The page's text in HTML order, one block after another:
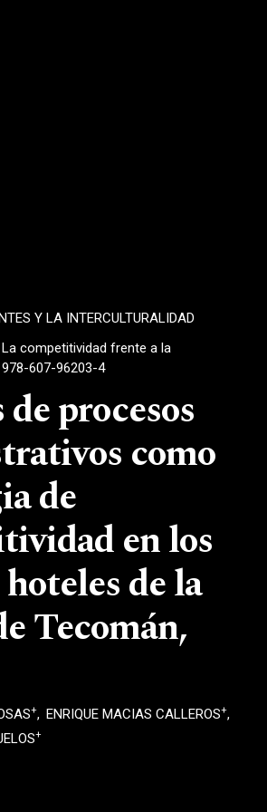
Y LA INTERCULTURALIDAD
competitividad frente a la
607-96203-4
procesos
como
de
en los
de la
Tecomán,
+ ENRIQUE MACIAS CALLEROS+
+